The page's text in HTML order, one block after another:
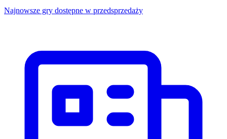
Najnowsze gry dostępne w przedsprzedaży